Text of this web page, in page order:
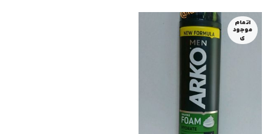
اتمام
موجود
ی